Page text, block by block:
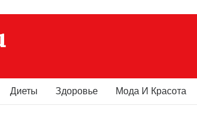
Диеты Здоровье Мода И Красота